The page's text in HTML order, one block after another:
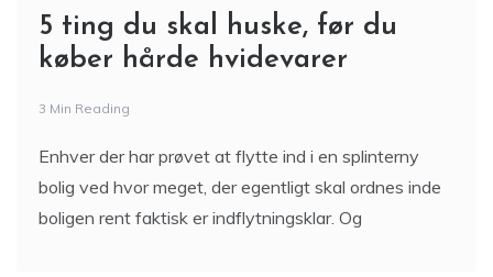
5 ting du skal huske, før du
køber hårde hvidevarer
3 Min Reading
Enhver der har prøvet at flytte ind i en splinterny
bolig ved hvor meget, der egentligt skal ordnes inde
boligen rent faktisk er indflytningsklar. Og